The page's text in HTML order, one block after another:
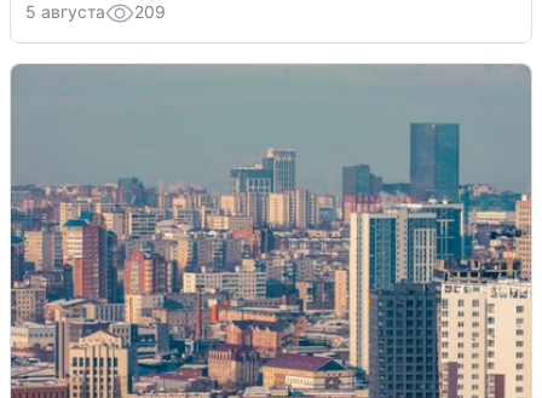
5 августа 209